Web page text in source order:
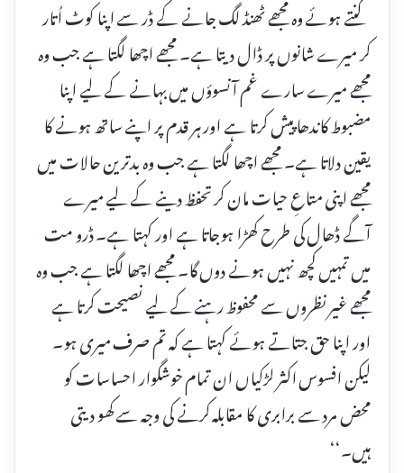
گنتے ہوئے وہ مجھے ٹھنڈ لگ جانے کے ڈر سے اپنا کوٹ اُتار
کر میرے شانوں پر ڈال دیتا ہے۔ مجھے اچھا لگتا ہے جب وہ
مجھے میرے سارے غم آنسوؤں میں بہانے کے لیے اپنا
مضبوط کاندھا پیش کرتا ہے اور ہر قدم پر اپنے ساتھ ہونے کا
یقین دلاتا ہے۔ مجھے اچھا لگتا ہے جب وہ بدترین حالات میں
مجھے اپنی متاعِ حیات مان کر تحفظ دینے کے لیے میرے
آگے ڈھال کی طرح کھڑا ہوجاتا ہے اور کہتا ہے۔ ڈرو مت
میں تمہیں کچھ نہیں ہونے دوں گا۔ مجھے اچھا لگتا ہے جب وہ
مجھے غیر نظروں سے محفوظ رہنے کے لیے نصیحت کرتا ہے
اور اپنا حق جتاتے ہوئے کہتا ہے کہ تم صرف میری ہو۔
لیکن افسوس اکثر لڑکیاں ان تمام خوشگوار احساسات کو
محض مرد سے برابری کا مقابلہ کرنے کی وجہ سے کھو دیتی
ہیں۔‘‘